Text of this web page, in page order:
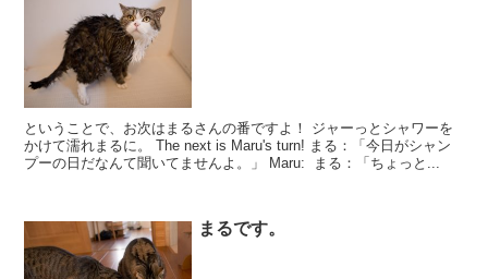
ということで、お次はまるさんの番ですよ！ ジャーっとシャワーを
かけて濡れまるに。 The next is Maru's turn! まる：「今日がシャン
プーの日だなんて聞いてませんよ。」 Maru: まる：「ちょっと...
まるです。